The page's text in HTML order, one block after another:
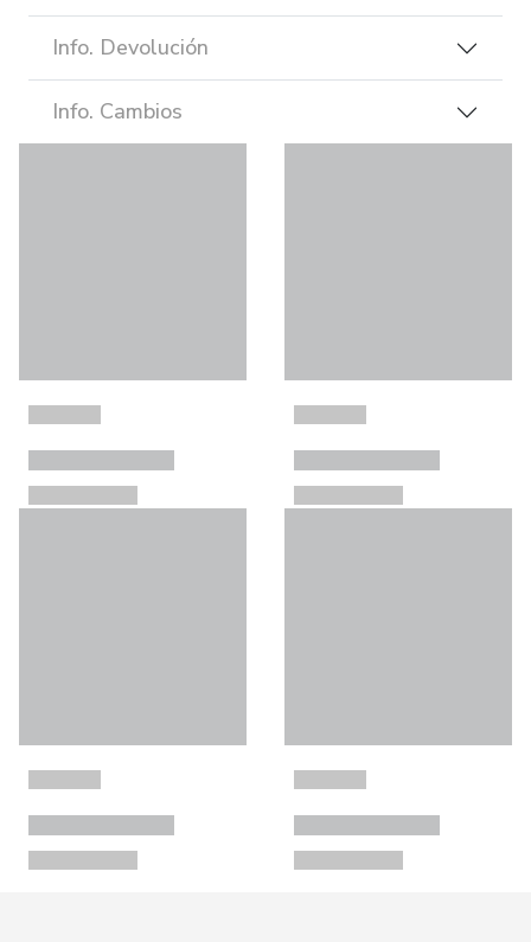
Info. Devolución
Info. Cambios